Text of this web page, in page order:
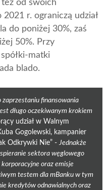
od swoich
r. ograniczą udział
do poniżej 30%, zaś
50%. Przy
matki
blado.
zaprzestaniu finansowania
długo oczekiwanym krokiem
udział w Walnym
Gogolewski, kampanier
Odkrywki Nie” -Jednakże
sektora węglowego
oraz emisje
testem dla mBanku w tym
kredytów odnawialnych oraz